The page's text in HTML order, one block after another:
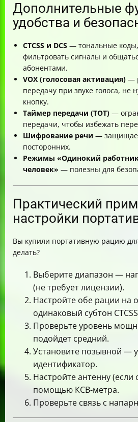
Дополнительные
удобства и
CTCSS и DCS — тональные
фильтровать сигналы и
абонентами.
VOX (голосовая активация) —
передачу при звуке голоса, не
кнопку.
Таймер передачи (TOT) —
передачи, чтобы избежать
Шифрование речи —
посторонних.
Режимы «Одинокий
человек» — полезны для
Практический
настройки
Вы купили портативную рацию
делать?
Выберите диапазон —
(не требует лицензии).
Настройте обе рации на
одинаковый субтон
Проверьте уровень
подойдет средний.
Установите позывной —
идентификатор.
Настройте антенну (если
помощью КСВ-метра.
Проверьте связь с